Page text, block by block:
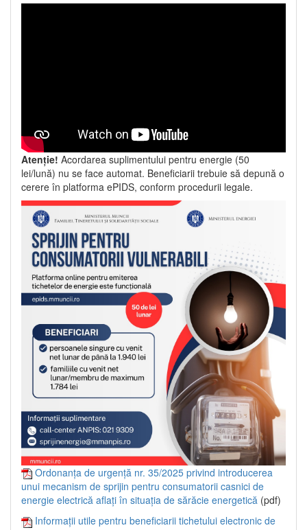
Atenție! Acordarea suplimentului pentru energie (50
lei/lună) nu se face automat. Beneficiarii trebuie să depună o
cerere în platforma ePIDS, conform procedurii legale.
Ordonanța de urgență nr. 35/2025 privind introducerea
unui mecanism de sprijin pentru consumatorii casnici de
energie electrică aflați în situația de sărăcie energetică (pdf)
Informații utile pentru beneficiarii tichetului electronic de